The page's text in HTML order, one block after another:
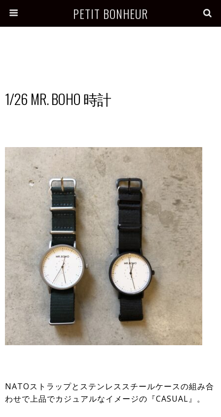
PETIT BONHEUR
1/26 MR. BOHO 時計
NATOストラップとステンレススチールケースの組み合
わせで上品でカジュアルなイメージの『CASUAL』。